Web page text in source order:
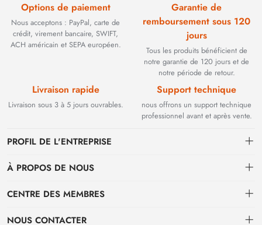
Options de paiement
Nous acceptons : PayPal, carte de
crédit, virement bancaire, SWIFT,
ACH américain et SEPA européen.
Garantie de
remboursement sous 120
jours
Tous les produits bénéficient de
notre garantie de 120 jours et de
notre période de retour.
Livraison rapide
Livraison sous 3 à 5 jours ouvrables.
Support technique
nous offrons un support technique
professionnel avant et après vente.
PROFIL DE L'ENTREPRISE
Fondée en 2002, BEYOND TECHNOLOGY INTERNATIONAL LIMITED
performance. Face à l'évolution des réseaux industriels, nous avons
À PROPOS DE NOUS
Contact
CENTRE DES MEMBRES
centre personnel
NOUS CONTACTER